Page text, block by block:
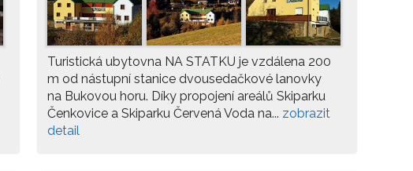
Turistická ubytovna NA STATKU je vzdálena 200
m od nástupní stanice dvousedačkové lanovky
na Bukovou horu. Díky propojení areálů Skiparku
Čenkovice a Skiparku Červená Voda na... zobrazit
detail